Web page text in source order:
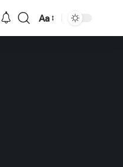
Tamaño
Aa